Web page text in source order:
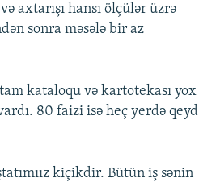
axtarışı hansı ölçülər üzrə
sonra məsələ bir az
kataloqu və kartotekası yox
80 faizi isə heç yerdə qeyd
kiçikdir. Bütün iş sənin